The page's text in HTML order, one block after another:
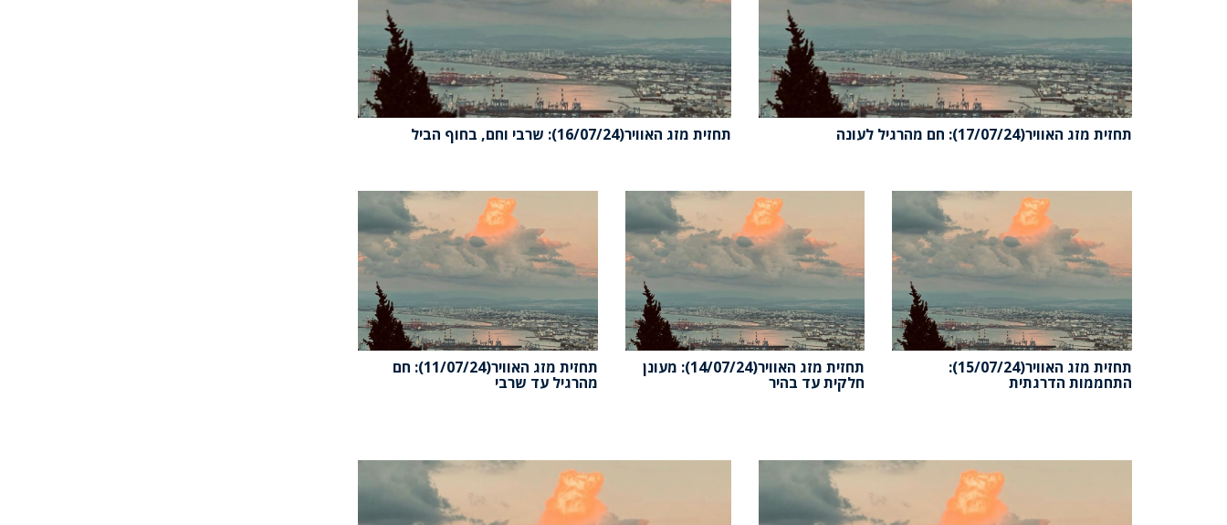
תחזית מזג האוויר(17/07/24): חם מהרגיל לעונה תחזית מזג האוויר(16/07/24): שרבי וחם, בחוף הביל
תחזית מזג האוויר(15/07/24):
התחממות הדרגתית
תחזית מזג האוויר(14/07/24): מעונן
חלקית עד בהיר
תחזית מזג האוויר(11/07/24): חם
מהרגיל עד שרבי